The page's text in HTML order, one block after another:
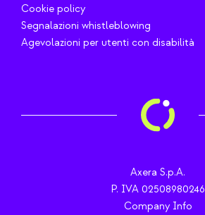
Cookie policy
Segnalazioni whistleblowing
Agevolazioni per utenti con disabilità
Axera S.p.A.
P. IVA 02508980246
Company Info